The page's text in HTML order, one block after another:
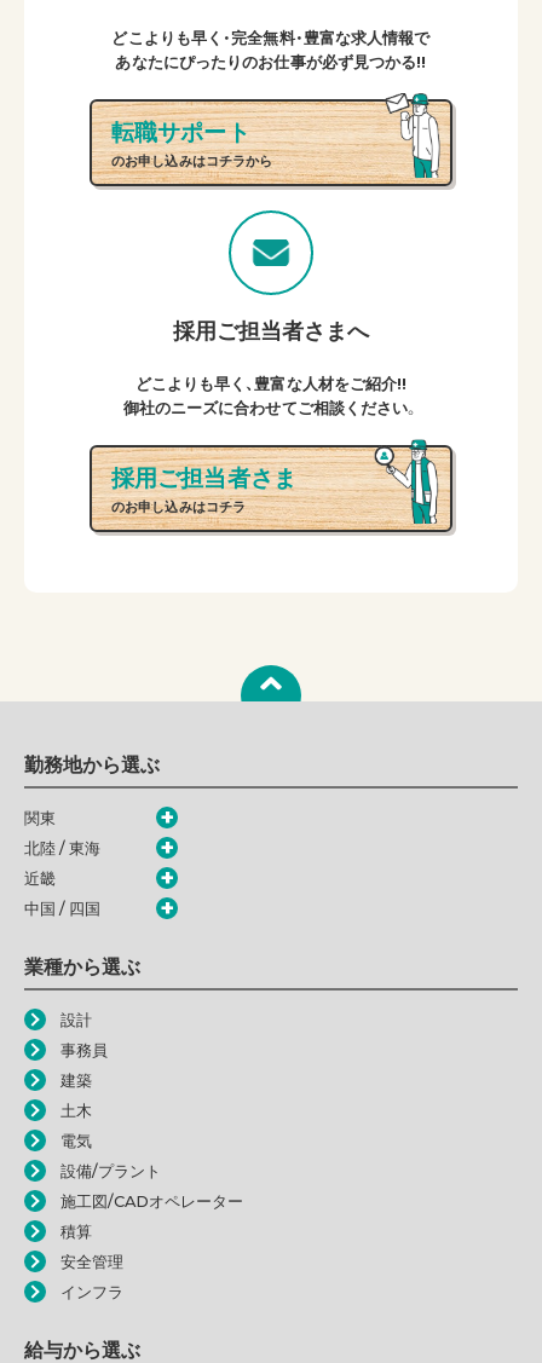
どこよりも早く・完全無料・豊富な求人情報で
あなたにぴったりのお仕事が必ず見つかる!!
転職サポート
のお申し込みはコチラから
採用ご担当者さまへ
どこよりも早く、豊富な人材をご紹介!!
御社のニーズに合わせてご相談ください。
採用ご担当者さま
のお申し込みはコチラ
勤務地から選ぶ
関東
北陸 / 東海
近畿
中国 / 四国
業種から選ぶ
設計
事務員
建築
土木
電気
設備/プラント
施工図/CADオペレーター
積算
安全管理
インフラ
給与から選ぶ